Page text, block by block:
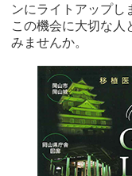
ンにライトアップし
この機会に大切な人
みませんか。